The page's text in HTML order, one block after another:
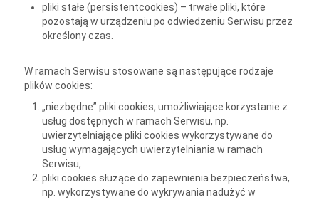
pliki stałe (persistentcookies) – trwałe pliki, które
pozostają w urządzeniu po odwiedzeniu Serwisu przez
określony czas.
W ramach Serwisu stosowane są następujące rodzaje
plików cookies:
„niezbędne” pliki cookies, umożliwiające korzystanie z
usług dostępnych w ramach Serwisu, np.
uwierzytelniające pliki cookies wykorzystywane do
usług wymagających uwierzytelniania w ramach
Serwisu,
pliki cookies służące do zapewnienia bezpieczeństwa,
np. wykorzystywane do wykrywania nadużyć w